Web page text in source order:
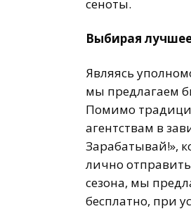
сеноты.
Выбирая
Являясь
мы предлагаем
Помимо
агентствам в
Зарабатывай!»,
лично
сезона, мы
бесплатно, при